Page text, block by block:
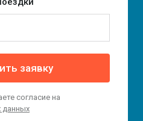
заявку
согласие на
данных